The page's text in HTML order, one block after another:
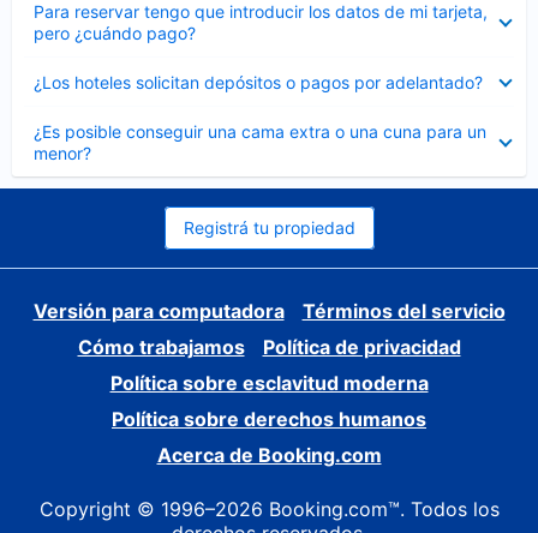
Para reservar tengo que introducir los datos de mi tarjeta,
pero ¿cuándo pago?
cerrado
¿Los hoteles solicitan depósitos o pagos por adelantado?
cerrado
¿Es posible conseguir una cama extra o una cuna para un
menor?
cerrado
Registrá tu propiedad
Versión para computadora
Términos del servicio
Cómo trabajamos
Política de privacidad
Política sobre esclavitud moderna
Política sobre derechos humanos
Acerca de Booking.com
Copyright © 1996–2026 Booking.com™. Todos los